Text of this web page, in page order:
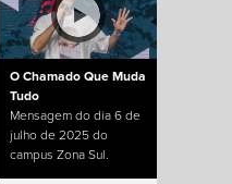
O Chamado Que Muda
Tudo
Mensagem do dia 6 de
julho de 2025 do
campus Zona Sul.